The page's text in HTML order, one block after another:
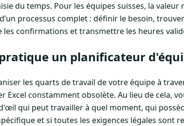
du temps. Pour les équipes suisses, la valeur
processus complet : définir le besoin,
les confirmations et transmettre les heures
un planificateur
les quarts de travail de votre équipe à
Excel constamment obsolète. Au lieu de cela,
qui peut travailler à quel moment, qui
et si toutes les exigences légales sont